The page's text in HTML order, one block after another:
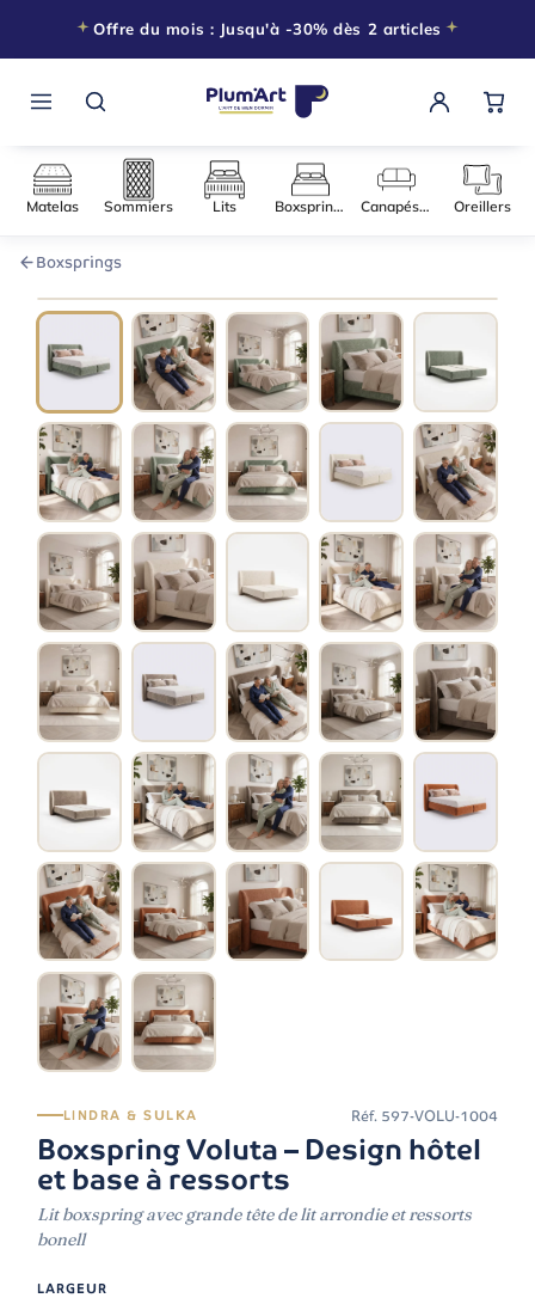
Offre du mois : Jusqu'à -30% dès 2 articles
Matelas
Boxsprings
−20% DÈS 2 ARTICLES
140 × 200
LINDRA & SULKA Réf. 597-VOLU-1004
Boxspring Voluta – Design hôtel
et base à ressorts
Lit boxspring avec grande tête de lit arrondie et ressorts
bonell
LARGEUR